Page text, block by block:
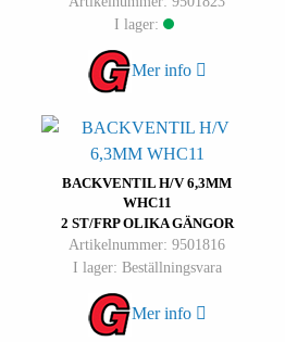
I lager:
Mer info
BACKVENTIL H/V 6,3MM
WHC11
2 ST/FRP OLIKA GÄNGOR
Artikelnummer: 9501816
I lager: Beställningsvara
Mer info